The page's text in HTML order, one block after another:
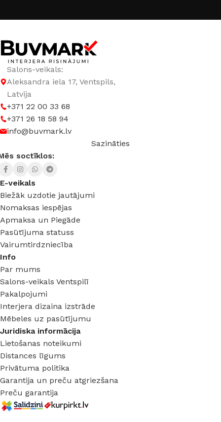
Salons-veikals:
Aleksandra iela 17, Ventspils,
Latvija
+371 22 00 33 68
+371 26 18 58 94
info@buvmark.lv
Sazināties
soctīklos:
E-veikals
Biežāk uzdotie jautājumi
Nomaksas iespējas
Apmaksa un Piegāde
Pasūtījuma statuss
Vairumtirdzniecība
Info
Par mums
Salons-veikals Ventspilī
Pakalpojumi
Interjera dizaina izstrāde
Mēbeles uz pasūtījumu
Juridiska informācija
Lietošanas noteikumi
Distances līgums
Privātuma politika
Garantija un preču atgriezšana
Preču garantija